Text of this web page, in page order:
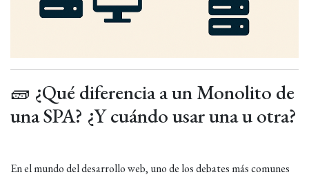
🧱 ¿Qué diferencia a un Monolito de
una SPA? ¿Y cuándo usar una u otra?
En el mundo del desarrollo web, uno de los debates más comunes